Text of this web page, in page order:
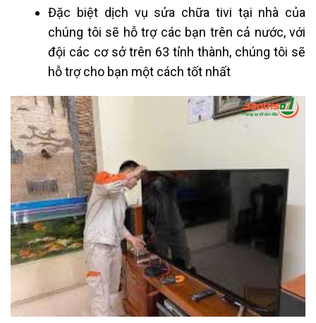
Đặc biệt dịch vụ sửa chữa tivi tại nhà của
chúng tôi sẽ hỗ trợ các bạn trên cả nước, với
đội các cơ sở trên 63 tỉnh thành, chúng tôi sẽ
hỗ trợ cho bạn một cách tốt nhất